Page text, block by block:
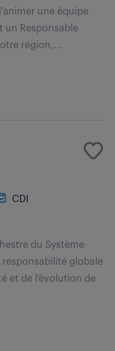
une équipe
un Responsable
région,...
CDI
du Système
globale
et de l'évolution de